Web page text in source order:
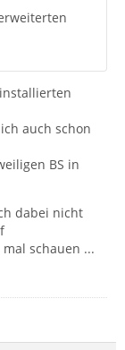
auch schon
BS in
dabei nicht
schauen ...